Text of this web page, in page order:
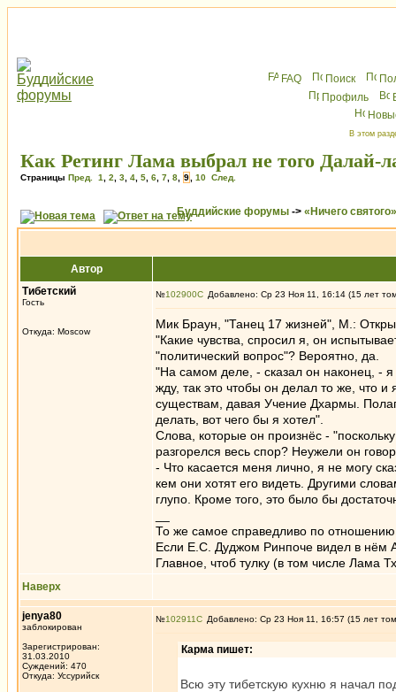
FAQ Поиск
Профиль
В этом
Как Ретинг Лама выбрал не того Далай-
Страницы Пред. 1 2 3 4 5 6 7 8 9 10 След.
Буддийские форумы -> «Ничего святого»
Автор
Тибетский
Гость
Откуда: Moscow
№102900 Добавлено: Ср 23 Ноя 11, 16:14 (15 лет
Мик Браун, "Танец 17 жизней", М.:
"Какие чувства, спросил я, он
"политический вопрос"? Вероятно, да.
"На самом деле, - сказал он наконец, - я
жду, так это чтобы он делал то же, что
существам, давая Учение Дхармы.
делать, вот чего бы я хотел".
Слова, которые он произнёс -
разгорелся весь спор? Неужели он
- Что касается меня лично, я не могу
кем они хотят его видеть. Другими
глупо. Кроме того, это было бы
То же самое справедливо по
Если Е.С. Дуджом Ринпоче видел в нём
Главное, чтоб тулку (в том числе Лама
Наверх
jenya80
заблокирован
Зарегистрирован:
31.03.2010
Суждений: 470
Откуда: Уссурийск
№102911 Добавлено: Ср 23 Ноя 11, 16:57 (15 лет
Карма пишет:
Всю эту тибетскую кухню я начал